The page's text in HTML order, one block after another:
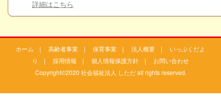
詳細はこちら
ホーム | 高齢者事業 | 保育事業 | 法人概要 | いっぷくだよ
り
| 採用情報 | 個人情報保護方針 | お問い合わせ
Copyright©2020 社会福祉法人 しただ all rights reserved.